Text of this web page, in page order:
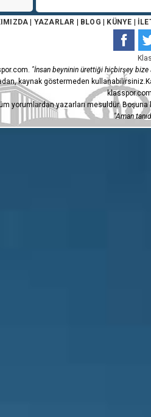
YAZARLAR BLOG KÜNYE
"İnsan beyninin ürettiği hiçbirşey bize
kaynak göstermeden
yorumlardan yazarları mesuldür.
"Aman